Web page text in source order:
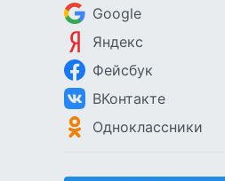
Google
Яндекс
Фейсбук
ВКонтакте
Одноклассники